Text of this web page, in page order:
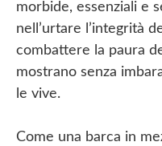
morbide, essenziali e
nell’urtare l’integrità
combattere la paura
mostrano senza
le vive.
Come una barca in